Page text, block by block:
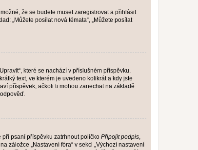
že se budete muset zaregistrovat a přihlásit
„Můžete posílat nová témata“, „Můžete posílat
které se nachází v příslušném příspěvku.
text, ve kterém je uvedeno kolikrát a kdy jste
příspěvek, ačkoli ti mohou zanechat na základě
při psaní příspěvku zatrhnout políčko Připojit podpis,
záložce „Nastavení fóra“ v sekci „Výchozí nastavení